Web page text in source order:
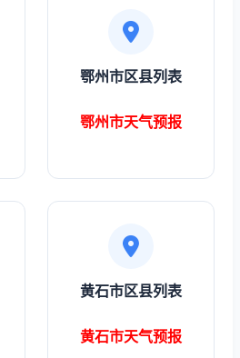
鄂州市区县列表
鄂州市天气预报
黄石市区县列表
黄石市天气预报